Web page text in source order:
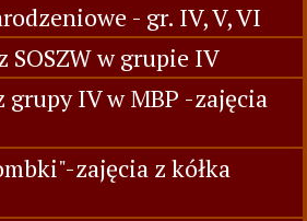
- gr. IV, V, VI
SOSZW w grupie IV
IV w MBP -zajęcia
zajęcia z kółka